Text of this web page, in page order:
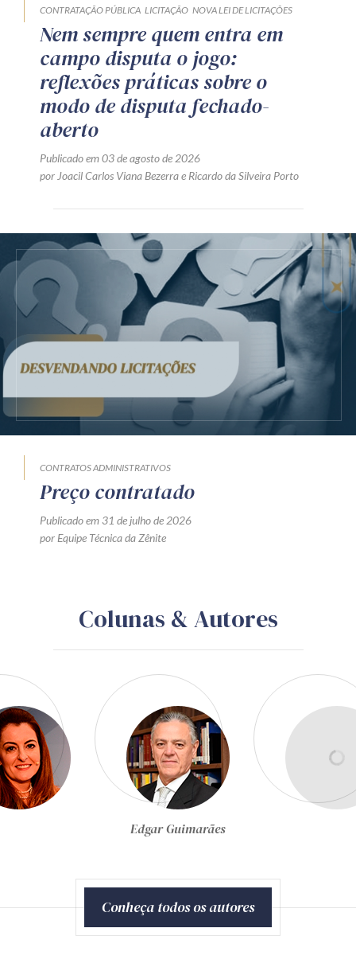
CONTRATAÇÃO PÚBLICA LICITAÇÃO NOVA LEI DE LICITAÇÕES
Nem sempre quem entra em
campo disputa o jogo:
reflexões práticas sobre o
modo de disputa fechado-
aberto
Publicado em 03 de agosto de 2026
por Joacil Carlos Viana Bezerrae Ricardo da Silveira Porto
CONTRATOS ADMINISTRATIVOS
Preço contratado
Publicado em 31 de julho de 2026
por Equipe Técnica da Zênite
Colunas & Autores
Egon Bockmann Moreira
Conheça todos os autores